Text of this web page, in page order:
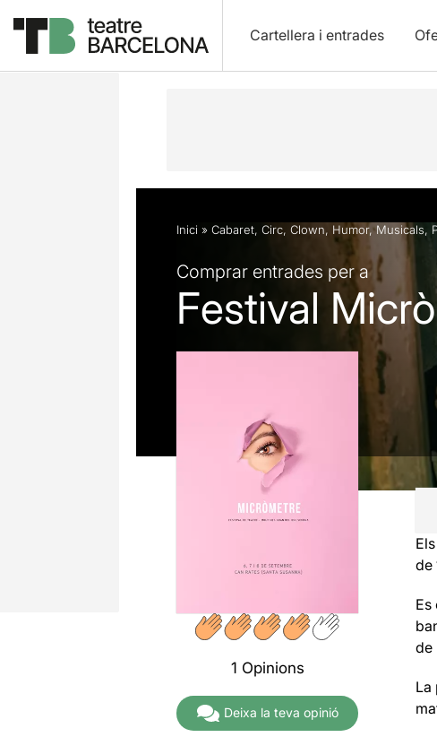
Cartellera i entrades
Descripció Fitxa artística Fotos i vídeos
Inici » Cabaret, Circ, Clown, Humor,Musicals,
Comprar entrades per a
Festival
1 Opinions
Deixa la teva opinió
de
Es
de
La